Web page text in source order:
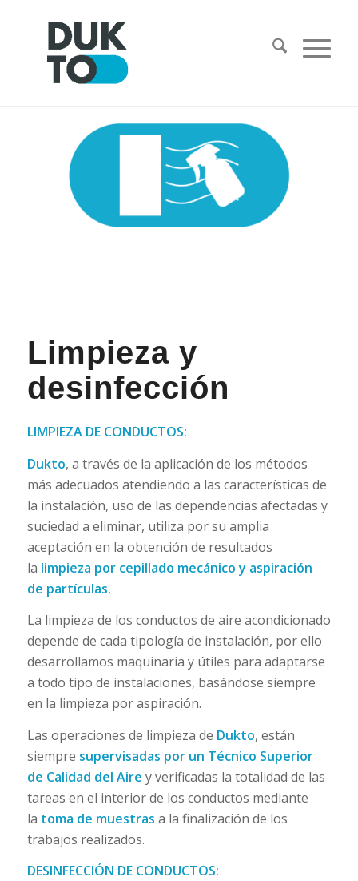
Limpieza y
desinfección
LIMPIEZA DE CONDUCTOS:
Dukto, a través de la aplicación de los métodos
más adecuados atendiendo a las características de
la instalación, uso de las dependencias afectadas y
suciedad a eliminar, utiliza por su amplia
aceptación en la obtención de resultados
la limpieza por cepillado mecánico y aspiración
de partículas.
La limpieza de los conductos de aire acondicionado
depende de cada tipología de instalación, por ello
desarrollamos maquinaria y útiles para adaptarse
a todo tipo de instalaciones, basándose siempre
en la limpieza por aspiración.
Las operaciones de limpieza de Dukto, están
siempre supervisadas por un Técnico Superior
de Calidad del Aire y verificadas la totalidad de las
tareas en el interior de los conductos mediante
la toma de muestras a la finalización de los
trabajos realizados.
DESINFECCIÓN DE CONDUCTOS: